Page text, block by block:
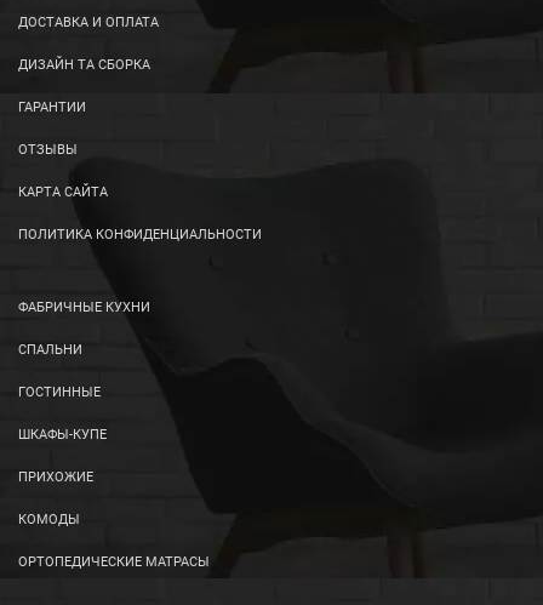
ДОСТАВКА И ОПЛАТА
ДИЗАЙН ТА СБОРКА
ГАРАНТИИ
ОТЗЫВЫ
КАРТА САЙТА
ПОЛИТИКА КОНФИДЕНЦИАЛЬНОСТИ
ФАБРИЧНЫЕ КУХНИ
СПАЛЬНИ
ГОСТИННЫЕ
ШКАФЫ-КУПЕ
ПРИХОЖИЕ
КОМОДЫ
ОРТОПЕДИЧЕСКИЕ МАТРАСЫ